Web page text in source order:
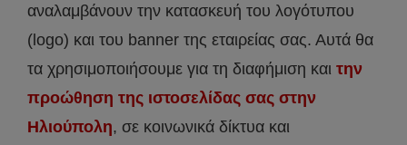
αναλαμβάνουν την κατασκευή του λογότυπου
(logo) και του banner της εταιρείας σας. Αυτά θα
τα χρησιμοποιήσουμε για τη διαφήμιση και την
προώθηση της ιστοσελίδας σας στην
Ηλιούπολη, σε κοινωνικά δίκτυα και